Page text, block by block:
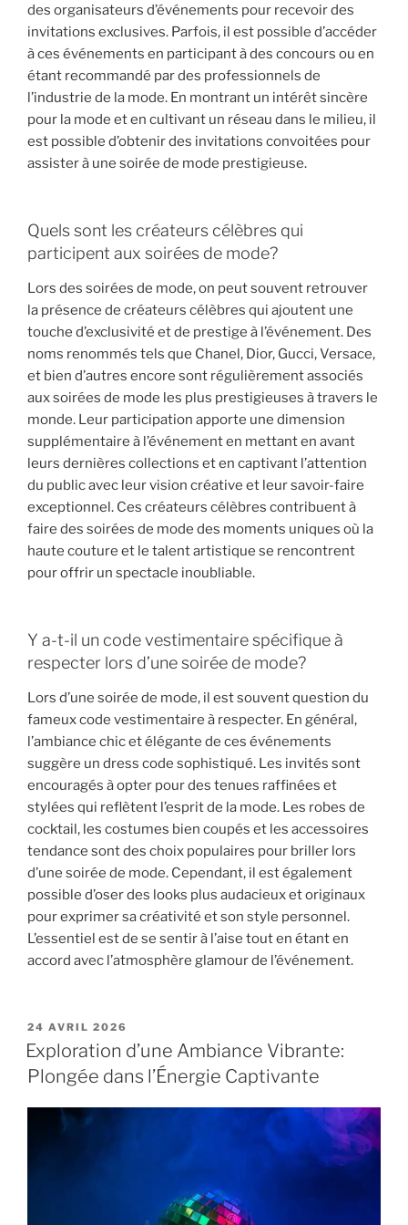
des organisateurs d’événements pour recevoir des
invitations exclusives. Parfois, il est possible d’accéder
à ces événements en participant à des concours ou en
étant recommandé par des professionnels de
l’industrie de la mode. En montrant un intérêt sincère
pour la mode et en cultivant un réseau dans le milieu, il
est possible d’obtenir des invitations convoitées pour
assister à une soirée de mode prestigieuse.
Quels sont les créateurs célèbres qui
participent aux soirées de mode?
Lors des soirées de mode, on peut souvent retrouver
la présence de créateurs célèbres qui ajoutent une
touche d’exclusivité et de prestige à l’événement. Des
noms renommés tels que Chanel, Dior, Gucci, Versace,
et bien d’autres encore sont régulièrement associés
aux soirées de mode les plus prestigieuses à travers le
monde. Leur participation apporte une dimension
supplémentaire à l’événement en mettant en avant
leurs dernières collections et en captivant l’attention
du public avec leur vision créative et leur savoir-faire
exceptionnel. Ces créateurs célèbres contribuent à
faire des soirées de mode des moments uniques où la
haute couture et le talent artistique se rencontrent
pour offrir un spectacle inoubliable.
Y a-t-il un code vestimentaire spécifique à
respecter lors d’une soirée de mode?
Lors d’une soirée de mode, il est souvent question du
fameux code vestimentaire à respecter. En général,
l’ambiance chic et élégante de ces événements
suggère un dress code sophistiqué. Les invités sont
encouragés à opter pour des tenues raffinées et
stylées qui reflètent l’esprit de la mode. Les robes de
cocktail, les costumes bien coupés et les accessoires
tendance sont des choix populaires pour briller lors
d’une soirée de mode. Cependant, il est également
possible d’oser des looks plus audacieux et originaux
pour exprimer sa créativité et son style personnel.
L’essentiel est de se sentir à l’aise tout en étant en
accord avec l’atmosphère glamour de l’événement.
PUBLIÉ
LE
24 AVRIL 2026
Exploration d’une Ambiance Vibrante:
Plongée dans l’Énergie Captivante